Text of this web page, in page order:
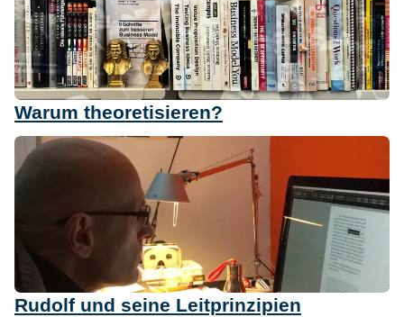
Warum theoretisieren?
Rudolf und seine Leitprinzipien